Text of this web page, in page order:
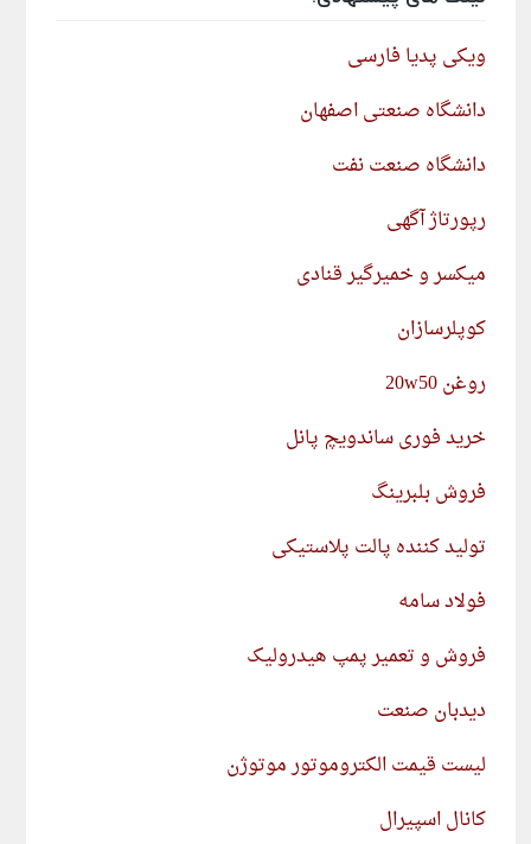
ویکی پدیا فارسی
دانشگاه صنعتی اصفهان
دانشگاه صنعت نفت
رپورتاژ آگهی
میکسر و خمیرگیر قنادی
کوپلرسازان
روغن 20w50
خرید فوری ساندویچ پانل
فروش بلبرینگ
تولید کننده پالت پلاستیکی
فولاد سامه
فروش و تعمیر پمپ هیدرولیک
دیدبان صنعت
لیست قیمت الکتروموتور موتوژن
کانال اسپیرال